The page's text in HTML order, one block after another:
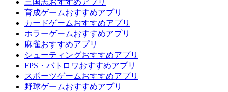
育成ゲームおすすめアプリ
カードゲームおすすめアプリ
ホラーゲームおすすめアプリ
麻雀おすすめアプリ
シューティングおすすめアプリ
FPS・バトロワおすすめアプリ
スポーツゲームおすすめアプリ
野球ゲームおすすめアプリ